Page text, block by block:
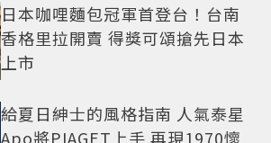
日本咖哩麵包冠軍首登台！台南
香格里拉開賣 得獎可頌搶先日本
上市
給夏日紳士的風格指南 人氣泰星
Apo將PIAGET上手 再現1970懷